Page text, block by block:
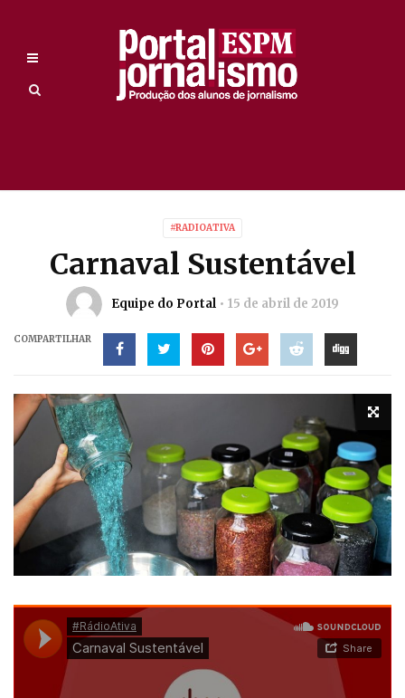
#RADIOATIVA
Carnaval Sustentável
Equipe do Portal 15 de abril de 2019
COMPARTILHAR